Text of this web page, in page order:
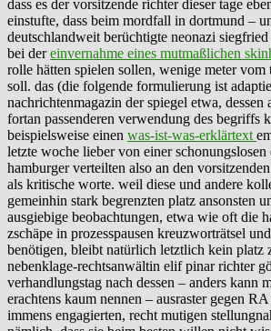
dass es der vorsitzende richter dieser tage
einstufte, dass beim mordfall in dortmund –
deutschlandweit berüchtigte neonazi
bei dereinvernahme eines mutmaßlichen
rolle hätten spielen sollen, wenige meter vom
soll. das (die folgende formulierung ist
nachrichtenmagazin der spiegel etwa,
fortan passenderen verwendung des begriffs
beispielsweise einen was-ist-was-erklärtext
letzte woche lieber von einer
hamburger verteilten also an den
als kritische worte. weil diese und andere
gemeinhin stark begrenzten platz ansonsten
ausgiebige beobachtungen, etwa wie oft die
zschäpe in prozesspausen kreuzworträtsel
benötigen, bleibt natürlich letztlich kein platz
nebenklage-rechtsanwältin elif pinar richter
verhandlungstag nach dessen – anders kann
erachtens kaum nennen – ausraster gegen
immens engagierten, recht mutigen